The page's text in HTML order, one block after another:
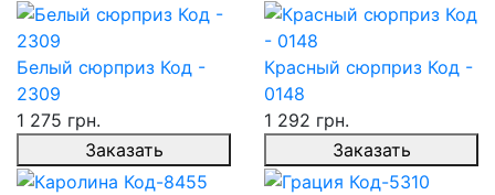
Белый сюрприз Код -
2309
1 275 грн.
Заказать
Красный сюрприз Код -
0148
1 292 грн.
Заказать